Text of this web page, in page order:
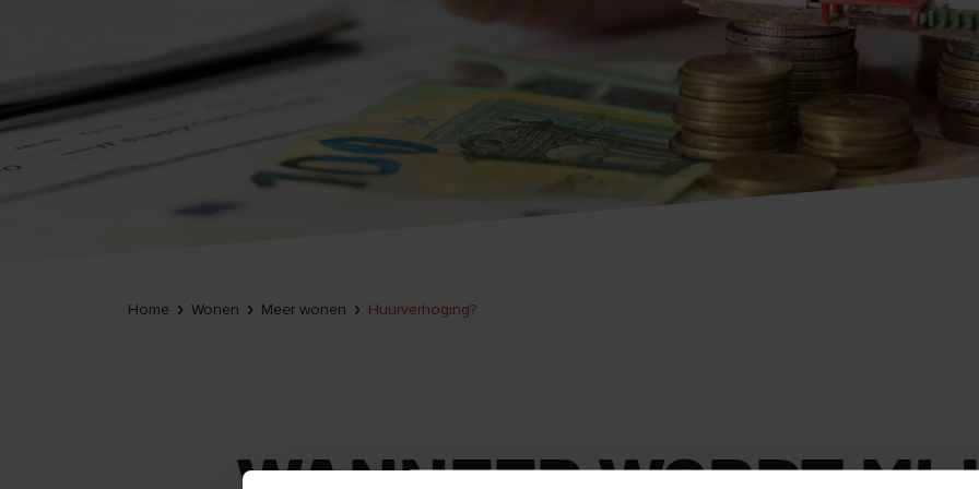
Home Wonen Meer wonen Huurverhoging?